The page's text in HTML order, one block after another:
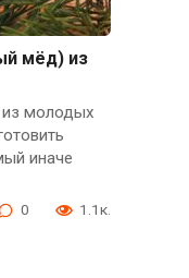
мёд) из
молодых
иначе
0 1.1к.